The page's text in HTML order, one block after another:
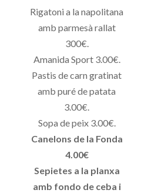
Rigatoni a la napolitana
amb parmesà rallat
300€.
Amanida Sport 3.00€.
Pastis de carn gratinat
amb puré de patata
3.00€.
Sopa de peix 3.00€.
Canelons de la Fonda
4.00€
Sepietes a la planxa
amb fondo de ceba i